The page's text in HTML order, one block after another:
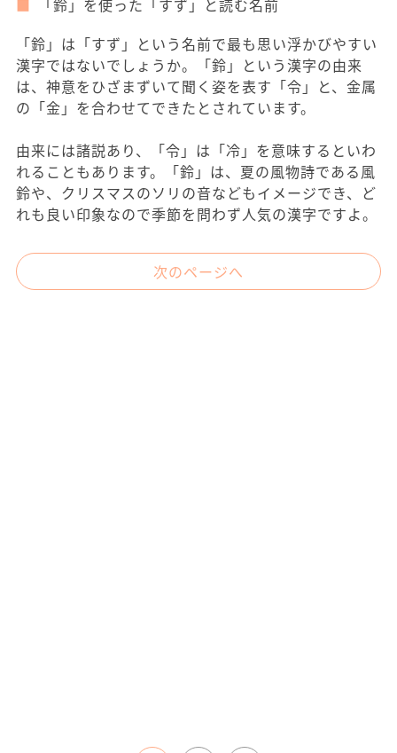
「鈴」を使った「すず」と読む名前
「鈴」は「すず」という名前で最も思い浮かびやすい
漢字ではないでしょうか。「鈴」という漢字の由来
は、神意をひざまずいて聞く姿を表す「令」と、金属
の「金」を合わせてできたとされています。
由来には諸説あり、「令」は「冷」を意味するといわ
れることもあります。「鈴」は、夏の風物詩である風
鈴や、クリスマスのソリの音などもイメージでき、ど
れも良い印象なので季節を問わず人気の漢字ですよ。
次のページへ